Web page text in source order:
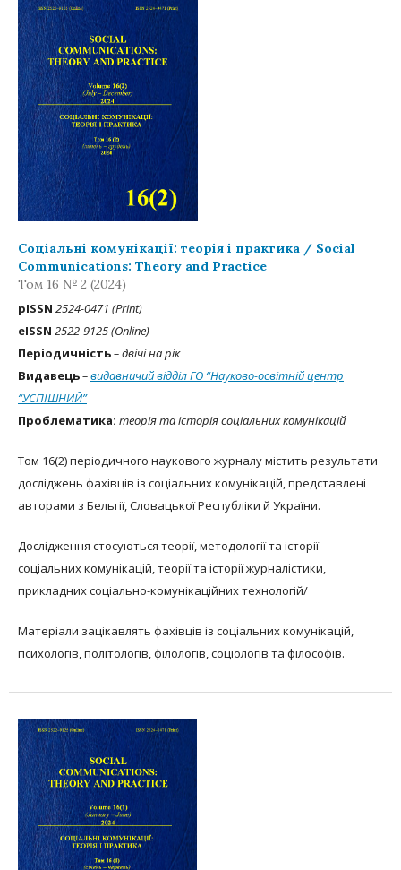
Соціальні комунікації: теорія і практика / Soсial
Communications: Theory and Practice
Том 16 № 2 (2024)
рISSN 2524-0471 (Print)
eISSN 2522-9125 (Online)
Періодичність– двічі на рік
Видавець–видавничий відділ ГО “Науково-освітній центр
“УСПІШНИЙ”
Проблематика: теорія та історія соціальних комунікацій
Том 16(2) періодичного наукового журналу містить результати
досліджень фахівців із соціальних комунікацій, представлені
авторами з Бельгії, Словацької Республіки й України.
Дослідження стосуються теорії, методології та історії
соціальних комунікацій, теорії та історії журналістики,
прикладних соціально-комунікаційних технологій/
Матеріали зацікавлять фахівців із соціальних комунікацій,
психологів, політологів, філологів, соціологів та філософів.